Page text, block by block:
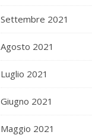
Settembre 2021
Agosto 2021
Luglio 2021
Giugno 2021
Maggio 2021